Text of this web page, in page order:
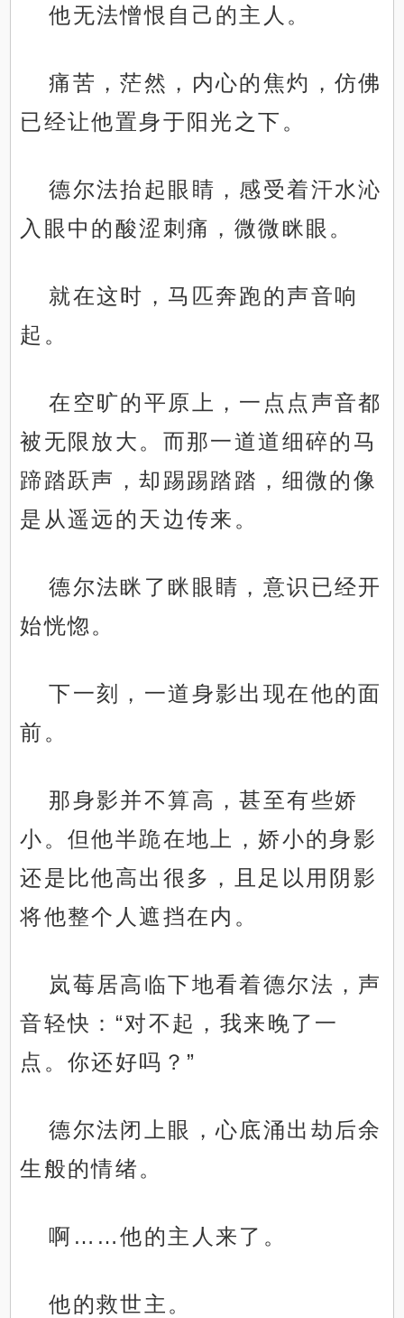
他无法憎恨自己的主人。
痛苦，茫然，内心的焦灼，仿佛
已经让他置身于阳光之下。
德尔法抬起眼睛，感受着汗水沁
入眼中的酸涩刺痛，微微眯眼。
就在这时，马匹奔跑的声音响
起。
在空旷的平原上，一点点声音都
被无限放大。而那一道道细碎的马
蹄踏跃声，却踢踢踏踏，细微的像
是从遥远的天边传来。
德尔法眯了眯眼睛，意识已经开
始恍惚。
下一刻，一道身影出现在他的面
前。
那身影并不算高，甚至有些娇
小。但他半跪在地上，娇小的身影
还是比他高出很多，且足以用阴影
将他整个人遮挡在内。
岚莓居高临下地看着德尔法，声
音轻快：“对不起，我来晚了一
点。你还好吗？”
德尔法闭上眼，心底涌出劫后余
生般的情绪。
啊……他的主人来了。
他的救世主。